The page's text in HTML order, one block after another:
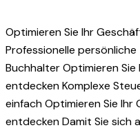
Optimieren Sie Ihr
Professionelle persönliche
BuchhalterOptimieren
entdeckenKomplexe
einfachOptimieren Sie
entdeckenDamit Sie sich